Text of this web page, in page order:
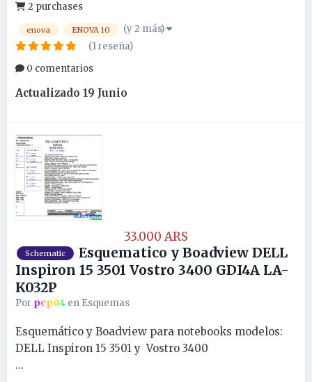
2 purchases
enova ENOVA 10
(y 2 más)
(1 reseña)
0 comentarios
Actualizado 19 Junio
33.000 ARS
Schematic
Esquematico y Boadview DELL
Inspiron 15 3501 Vostro 3400 GDI4A LA-
K032P
Por pcp04 en Esquemas
Esquemático y Boadview para notebooks modelos:
DELL Inspiron 15 3501 y Vostro 3400
...